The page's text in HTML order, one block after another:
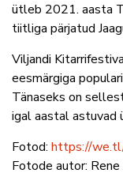
ütleb 2021. aasta
tiitliga pärjatud
Viljandi
eesmärgiga
Tänaseks on
igal aastal astuvad
Fotod: https://
Fotode autor: Rene